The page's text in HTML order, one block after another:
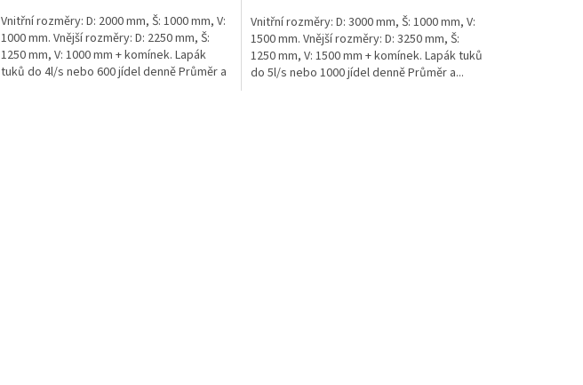
Vnitřní rozměry: D: 2000 mm, Š: 1000 mm, V:
1000 mm. Vnější rozměry: D: 2250 mm, Š:
1250 mm, V: 1000 mm + komínek. Lapák
tuků do 4l/s nebo 600 jídel denně Průměr a
Vnitřní rozměry: D: 3000 mm, Š: 1000 mm, V:
1500 mm. Vnější rozměry: D: 3250 mm, Š:
1250 mm, V: 1500 mm + komínek. Lapák tuků
do 5l/s nebo 1000 jídel denně Průměr a...